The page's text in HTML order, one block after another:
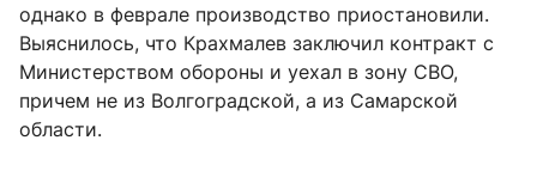
однако в феврале производство приостановили.
Выяснилось, что Крахмалев заключил контракт с
Министерством обороны и уехал в зону СВО,
причем не из Волгоградской, а из Самарской
области.